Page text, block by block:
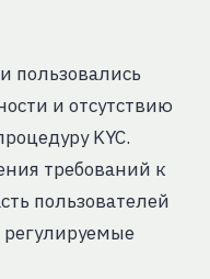
пользовались
и отсутствию
KYC.
требований к
пользователей